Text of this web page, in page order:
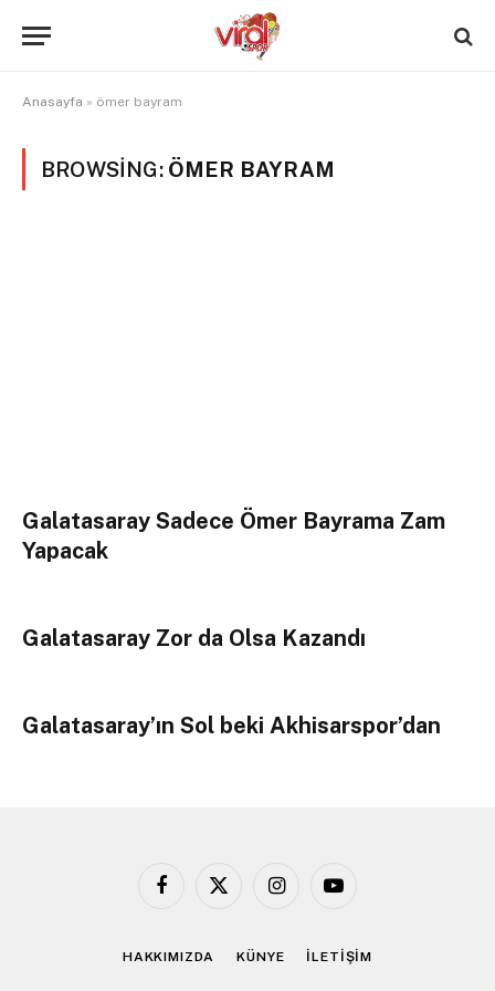
Anasayfa » ömer bayram
BROWSING: ÖMER BAYRAM
Galatasaray Sadece Ömer Bayrama Zam
Yapacak
Galatasaray Zor da Olsa Kazandı
Galatasaray’ın Sol beki Akhisarspor’dan
Facebook
X
InstagramYouTube
HAKKIMIZDA KÜNYE İLETİŞİM